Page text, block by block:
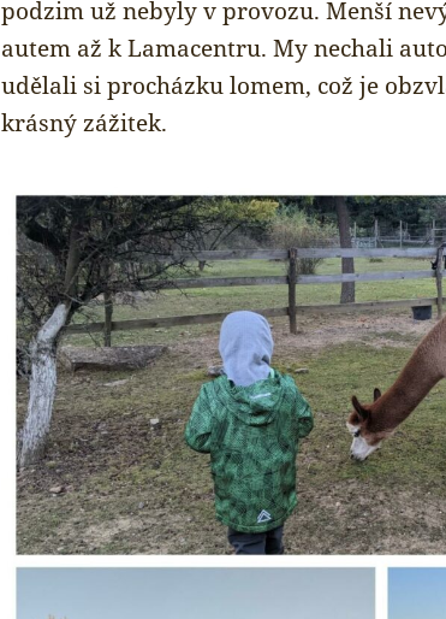
podzim už nebyly v provozu. Menší
autem až k Lamacentru. My nechali
udělali si procházku lomem, což je
krásný zážitek.